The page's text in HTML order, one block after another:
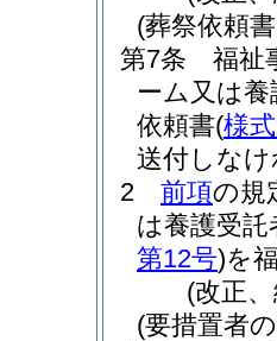
(葬祭依頼
第7条
福祉
ーム又は
依頼書(様
送付しな
2
前項の規
は養護受
第12号)を
(改正
(要措置者